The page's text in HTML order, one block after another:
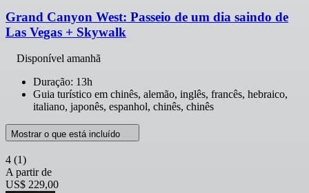
Grand Canyon West: Passeio de um dia saindo de
Las Vegas + Skywalk
Disponível amanhã
Duração: 13h
Guia turístico em chinês, alemão, inglês, francês, hebraico,
italiano, japonês, espanhol, chinês, chinês
Mostrar o que está incluído
4 (1)
A partir de
US$ 229,00